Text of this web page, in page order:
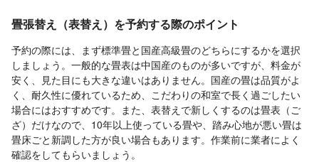
畳張替え（表替え）を予約する際のポイント
予約の際には、まず標準畳と国産高級畳のどちらにするかを選択
しましょう。一般的な畳表は中国産のものが多いですが、料金が
安く、見た目にも大きな違いはありません。国産の畳は品質がよ
く、耐久性に優れているため、こだわりの和室で長く過ごしたい
場合にはおすすめです。また、表替えで新しくするのは畳表（ご
ざ）だけなので、10年以上使っている畳や、踏み心地が悪い畳は
畳床ごと新調した方が良い場合もあります。作業前に業者によく
確認をしてもらいましょう。